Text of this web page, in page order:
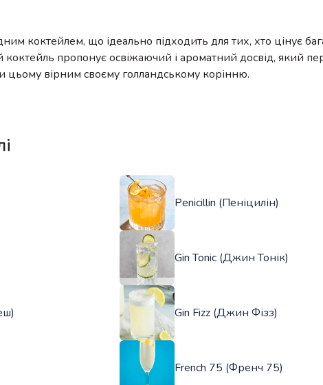
коктейлем, що ідеально підходить для тих, хто цінує
пропонує освіжаючий і ароматний досвід, який
вірним своєму голландському корінню.
Penicillin (Пеніцилін)
Gin Tonic (Джин Тонік)
Gin Fizz (Джин Фізз)
French 75 (Френч 75)